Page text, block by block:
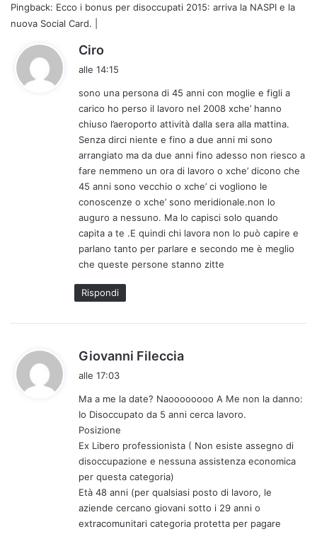
Pingback: Ecco i bonus per disoccupati 2015: arriva la NASPI e la
nuova Social Card. |
Ciro
e
t
o
:
alle 14:15
sono una persona di 45 anni con moglie e figli a
carico ho perso il lavoro nel 2008 xche’ hanno
chiuso l’aeroporto attività dalla sera alla mattina.
Senza dirci niente e fino a due anni mi sono
arrangiato ma da due anni fino adesso non riesco a
fare nemmeno un ora di lavoro o xche’ dicono che
45 anni sono vecchio o xche’ ci vogliono le
conoscenze o xche’ sono meridionale.non lo
auguro a nessuno. Ma lo capisci solo quando
capita a te .E quindi chi lavora non lo può capire e
parlano tanto per parlare e secondo me è meglio
che queste persone stanno zitte
Rispondi
Giovanni Fileccia
e
t
o
:
alle 17:03
Ma a me la date? Naoooooooo A Me non la danno:
Io Disoccupato da 5 anni cerca lavoro.
Posizione
Ex Libero professionista ( Non esiste assegno di
disoccupazione e nessuna assistenza economica
per questa categoria)
Età 48 anni (per qualsiasi posto di lavoro, le
aziende cercano giovani sotto i 29 anni o
extracomunitari categoria protetta per pagare